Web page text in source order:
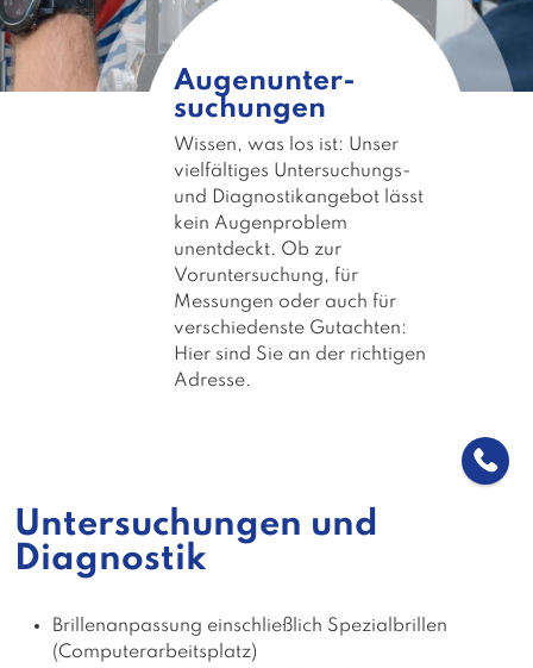
Augenunter­
suchungen
Wissen, was los ist: Unser
vielfältiges Untersuchungs-
und Diagnostikangebot lässt
kein Augenproblem
unentdeckt. Ob zur
Voruntersuchung, für
Messungen oder auch für
verschiedenste Gutachten:
Hier sind Sie an der richtigen
Adresse.
Untersuchungen und
Diagnostik
Brillenanpassung einschließlich Spezialbrillen
(Computerarbeitsplatz)